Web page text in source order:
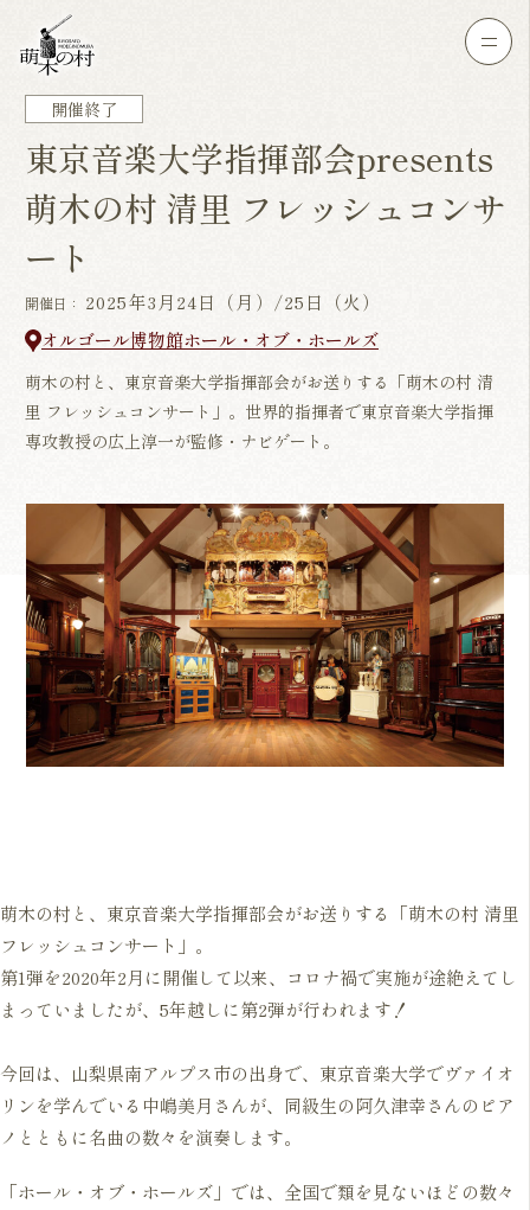
開催終了
東京音楽大学指揮部会presents
萌木の村 清里 フレッシュコンサ
ート
開催日： 2025年3月24日（月）/25日（火）
オルゴール博物館ホール・オブ・ホールズ
萌木の村と、東京音楽大学指揮部会がお送りする「萌木の村 清
里 フレッシュコンサート」。世界的指揮者で東京音楽大学指揮
専攻教授の広上淳一が監修・ナビゲート。
萌木の村と、東京音楽大学指揮部会がお送りする「萌木の村 清里
フレッシュコンサート」。
第1弾を2020年2月に開催して以来、コロナ禍で実施が途絶えてし
まっていましたが、5年越しに第2弾が行われます！
今回は、山梨県南アルプス市の出身で、東京音楽大学でヴァイオ
リンを学んでいる中嶋美月さんが、同級生の阿久津幸さんのピア
ノとともに名曲の数々を演奏します。
「ホール・オブ・ホールズ」では、全国で類を見ないほどの数々